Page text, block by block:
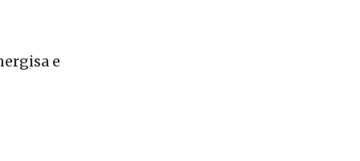
e